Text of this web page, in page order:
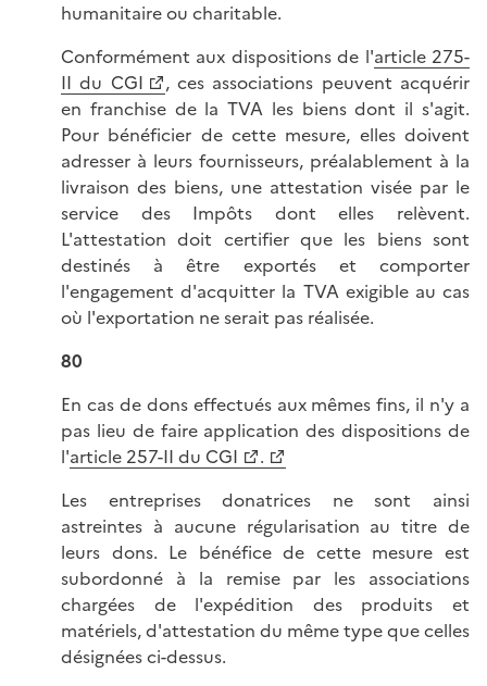
humanitaire ou charitable.
Conformément aux dispositions de l'article 275-
II du CGI
, ces associations peuvent acquérir
en franchise de la TVA les biens dont il s'agit.
Pour bénéficier de cette mesure, elles doivent
adresser à leurs fournisseurs, préalablement à la
livraison des biens, une attestation visée par le
service des Impôts dont elles relèvent.
L'attestation doit certifier que les biens sont
destinés à être exportés et comporter
l'engagement d'acquitter la TVA exigible au cas
où l'exportation ne serait pas réalisée.
80
En cas de dons effectués aux mêmes fins, il n'y a
pas lieu de faire application des dispositions de
l'article 257-II du CGI
.
Les entreprises donatrices ne sont ainsi
astreintes à aucune régularisation au titre de
leurs dons. Le bénéfice de cette mesure est
subordonné à la remise par les associations
chargées de l'expédition des produits et
matériels, d'attestation du même type que celles
désignées ci-dessus.